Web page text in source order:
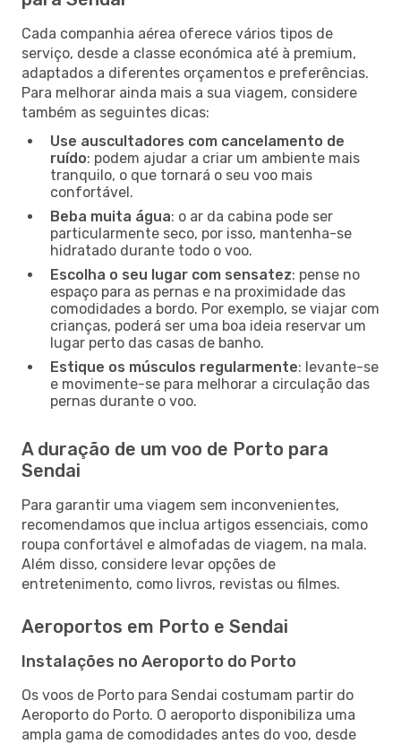
Cada companhia aérea oferece vários tipos de
serviço, desde a classe económica até à premium,
adaptados a diferentes orçamentos e preferências.
Para melhorar ainda mais a sua viagem, considere
também as seguintes dicas:
Use auscultadores com cancelamento de
ruído: podem ajudar a criar um ambiente mais
tranquilo, o que tornará o seu voo mais
confortável.
Beba muita água: o ar da cabina pode ser
particularmente seco, por isso, mantenha-se
hidratado durante todo o voo.
Escolha o seu lugar com sensatez: pense no
espaço para as pernas e na proximidade das
comodidades a bordo. Por exemplo, se viajar com
crianças, poderá ser uma boa ideia reservar um
lugar perto das casas de banho.
Estique os músculos regularmente: levante-se
e movimente-se para melhorar a circulação das
pernas durante o voo.
A duração de um voo de Porto para
Sendai
Para garantir uma viagem sem inconvenientes,
recomendamos que inclua artigos essenciais, como
roupa confortável e almofadas de viagem, na mala.
Além disso, considere levar opções de
entretenimento, como livros, revistas ou filmes.
Aeroportos em Porto e Sendai
Instalações no Aeroporto do Porto
Os voos de Porto para Sendai costumam partir do
Aeroporto do Porto. O aeroporto disponibiliza uma
ampla gama de comodidades antes do voo, desde